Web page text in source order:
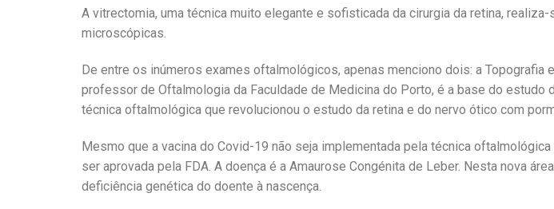
A vitrectomia, uma técnica muito elegante e sofisticada da cirurgia da retina,
microscópicas.
De entre os inúmeros exames oftalmológicos, apenas menciono dois: a Topografia
professor de Oftalmologia da Faculdade de Medicina do Porto, é a base do estudo
técnica oftalmológica que revolucionou o estudo da retina e do nervo ótico com
Mesmo que a vacina do Covid-19 não seja implementada pela técnica
ser aprovada pela FDA. A doença é a Amaurose Congénita de Leber. Nesta nova
deficiência genética do doente à nascença.